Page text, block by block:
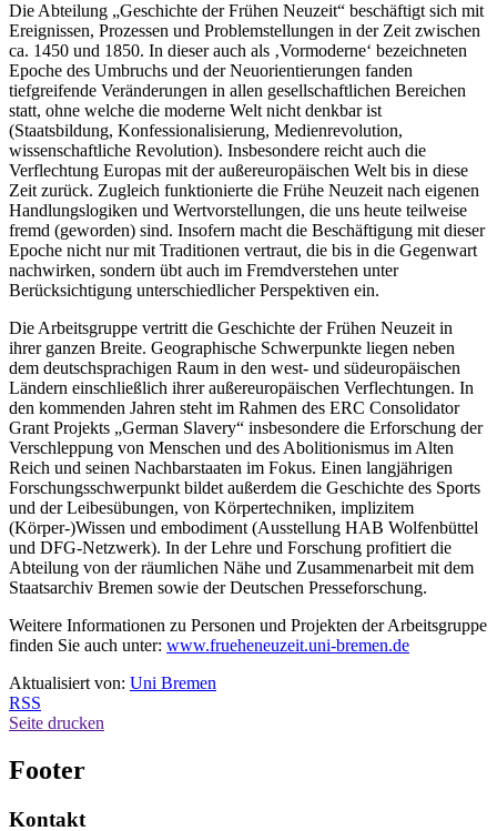
Die Abteilung „Geschichte der Frühen Neuzeit“ beschäftigt sich mit
Ereignissen, Prozessen und Problemstellungen in der Zeit zwischen
ca. 1450 und 1850. In dieser auch als ‚Vormoderne‘ bezeichneten
Epoche des Umbruchs und der Neuorientierungen fanden
tiefgreifende Veränderungen in allen gesellschaftlichen Bereichen
statt, ohne welche die moderne Welt nicht denkbar ist
(Staatsbildung, Konfessionalisierung, Medienrevolution,
wissenschaftliche Revolution). Insbesondere reicht auch die
Verflechtung Europas mit der außereuropäischen Welt bis in diese
Zeit zurück. Zugleich funktionierte die Frühe Neuzeit nach eigenen
Handlungslogiken und Wertvorstellungen, die uns heute teilweise
fremd (geworden) sind. Insofern macht die Beschäftigung mit dieser
Epoche nicht nur mit Traditionen vertraut, die bis in die Gegenwart
nachwirken, sondern übt auch im Fremdverstehen unter
Berücksichtigung unterschiedlicher Perspektiven ein.
Die Arbeitsgruppe vertritt die Geschichte der Frühen Neuzeit in
ihrer ganzen Breite. Geographische Schwerpunkte liegen neben
dem deutschsprachigen Raum in den west- und südeuropäischen
Ländern einschließlich ihrer außereuropäischen Verflechtungen. In
den kommenden Jahren steht im Rahmen des ERC Consolidator
Grant Projekts „German Slavery“ insbesondere die Erforschung der
Verschleppung von Menschen und des Abolitionismus im Alten
Reich und seinen Nachbarstaaten im Fokus. Einen langjährigen
Forschungsschwerpunkt bildet außerdem die Geschichte des Sports
und der Leibesübungen, von Körpertechniken, implizitem
(Körper-)Wissen und embodiment (Ausstellung HAB Wolfenbüttel
und DFG-Netzwerk). In der Lehre und Forschung profitiert die
Abteilung von der räumlichen Nähe und Zusammenarbeit mit dem
Staatsarchiv Bremen sowie der Deutschen Presseforschung.
Weitere Informationen zu Personen und Projekten der Arbeitsgruppe
finden Sie auch unter: www.frueheneuzeit.uni-bremen.de
Aktualisiert von: Uni Bremen
RSS
Seite drucken
Footer
Kontakt